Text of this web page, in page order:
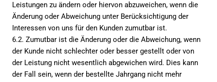
Leistungen zu ändern oder hiervon abzuweichen, wenn die
Änderung oder Abweichung unter Berücksichtigung der
Interessen von uns für den Kunden zumutbar ist.
6.2. Zumutbar ist die Änderung oder die Abweichung, wenn
der Kunde nicht schlechter oder besser gestellt oder von
der Leistung nicht wesentlich abgewichen wird. Dies kann
der Fall sein, wenn der bestellte Jahrgang nicht mehr